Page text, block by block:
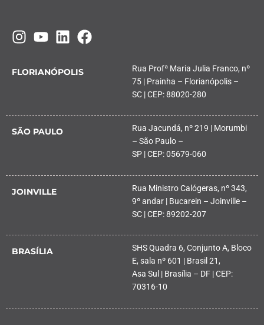
FLORIANÓPOLIS
Rua Profª Maria Julia Franco, nº
75 | Prainha – Florianópolis –
SC | CEP: 88020-280
SÃO PAULO
Rua Jacundá, nº 219 | Morumbi
– São Paulo –
SP | CEP: 05679-060
JOINVILLE
Rua Ministro Calógeras, nº 343,
9º andar | Bucarein – Joinville –
SC | CEP: 89202-207
BRASÍLIA
SHS Quadra 6, Conjunto A, Bloco
E, sala nº 601 | Brasil 21,
Asa Sul | Brasília – DF | CEP:
70316-10